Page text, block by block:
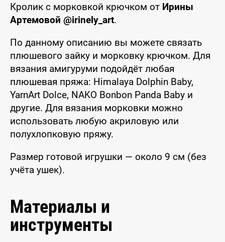
Кролик с морковкой крючком от Ирины
Артемовой @irinely_art.
По данному описанию вы можете связать
плюшевого зайку и морковку крючком. Для
вязания амигуруми подойдёт любая
плюшевая пряжа: Himalaya Dolphin Baby,
YarnArt Dolce, NAKO Bonbon Panda Baby и
другие. Для вязания морковки можно
использовать любую акриловую или
полухлопковую пряжу.
Размер готовой игрушки — около 9 см (без
учёта ушек).
Материалы и
инструменты